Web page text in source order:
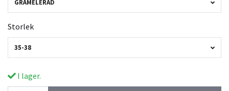
GRÅMELERAD
Storlek
35-38
I lager.